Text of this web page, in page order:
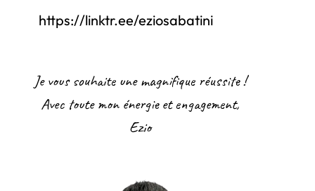
https://linktr.ee/eziosabatini
Je vous souhaite une magnifique réussite !
Avec toute mon énergie et engagement,
Ezio